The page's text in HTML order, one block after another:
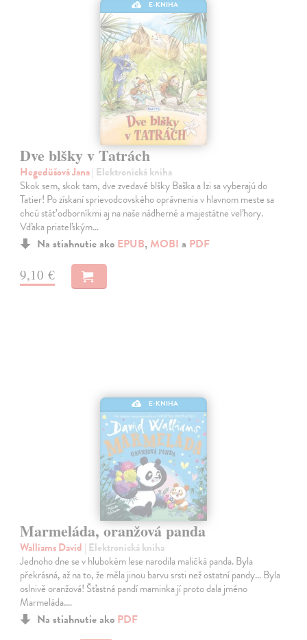
E-KNIHA
Dve blšky v Tatrách
Hegedüšová Jana| Elektronická kniha
Skok sem, skok tam, dve zvedavé blšky Baška a Izi sa vyberajú do
Tatier! Po získaní sprievodcovského oprávnenia v hlavnom meste sa
chcú stáť odborníkmi aj na naše nádherné a majestátne veľhory.
Vďaka priateľským…
Na stiahnutie ako EPUB, MOBI a PDF
9,10 €
E-KNIHA
Marmeláda, oranžová panda
Walliams David | Elektronická kniha
Jednoho dne se v hlubokém lese narodila maličká panda. Byla
překrásná, až na to, že měla jinou barvu srsti než ostatní pandy… Byla
oslnivě oranžová! Šťastná pandí maminka jí proto dala jméno
Marmeláda.…
Na stiahnutie ako PDF